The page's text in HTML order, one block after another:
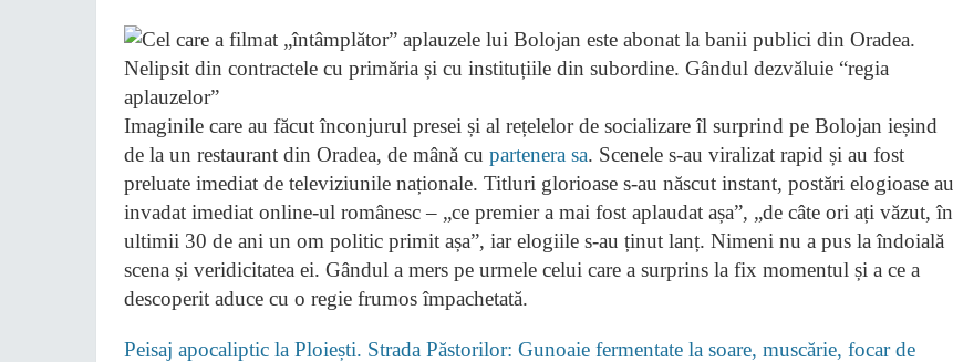
Imaginile care au făcut înconjurul presei și al rețelelor de socializare îl surprind pe Bolojan ieșind
de la un restaurant din Oradea, de mână cu partenera sa. Scenele s-au viralizat rapid și au fost
preluate imediat de televiziunile naționale. Titluri glorioase s-au născut instant, postări elogioase au
invadat imediat online-ul românesc – „ce premier a mai fost aplaudat așa”, „de câte ori ați văzut, în
ultimii 30 de ani un om politic primit așa”, iar elogiile s-au ținut lanț. Nimeni nu a pus la îndoială
scena și veridicitatea ei. Gândul a mers pe urmele celui care a surprins la fix momentul și a ce a
descoperit aduce cu o regie frumos împachetată.
Peisaj apocaliptic la Ploiești. Strada Păstorilor: Gunoaie fermentate la soare, muscărie, focar de